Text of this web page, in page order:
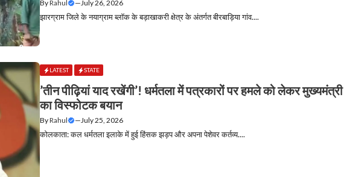
ByRahul — July 26, 2026
झारग्राम जिले के नयाग्राम ब्लॉक के बड़ाखाकरी क्षेत्र के अंतर्गत बीरबाड़िया गांव....
LATEST STATE
​’तीन पीढ़ियां याद रखेंगी’! धर्मतला में पत्रकारों पर हमले को लेकर मुख्यमंत्री
का विस्फोटक बयान
ByRahul — July 25, 2026
कोलकाता: कल धर्मतला इलाके में हुई हिंसक झड़प और अपना पेशेवर कर्तव्य....